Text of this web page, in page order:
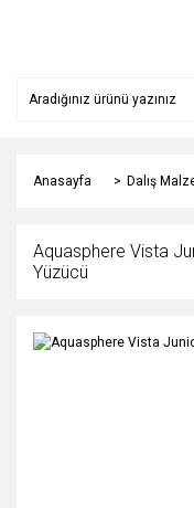
Anasayfa Dalış
Aquasphere Vista
Yüzücü